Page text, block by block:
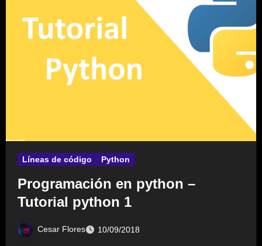
Líneas de código Python
Programación en python –
Tutorial python 1
Cesar Flores 10/09/2018